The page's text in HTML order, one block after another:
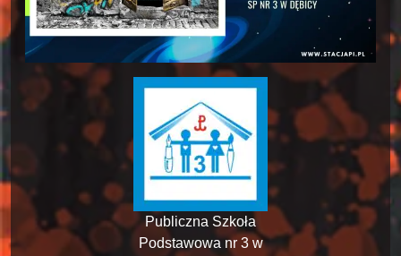
Publiczna Szkoła
Podstawowa nr 3 w